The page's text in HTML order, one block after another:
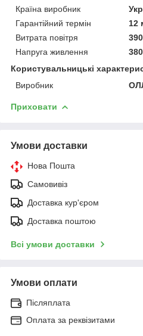
Країна виробник
Гарантійний термін
12
Витрата повітря
Напруга живлення
Користувальницькі
Виробник
Приховати
Умови доставки
Нова Пошта
Самовивіз
Доставка кур'єром
Доставка поштою
Всі умови доставки
Умови оплати
Післяплата
Оплата за реквізитами